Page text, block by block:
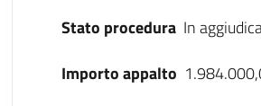
Stato procedura In
Importo appalto